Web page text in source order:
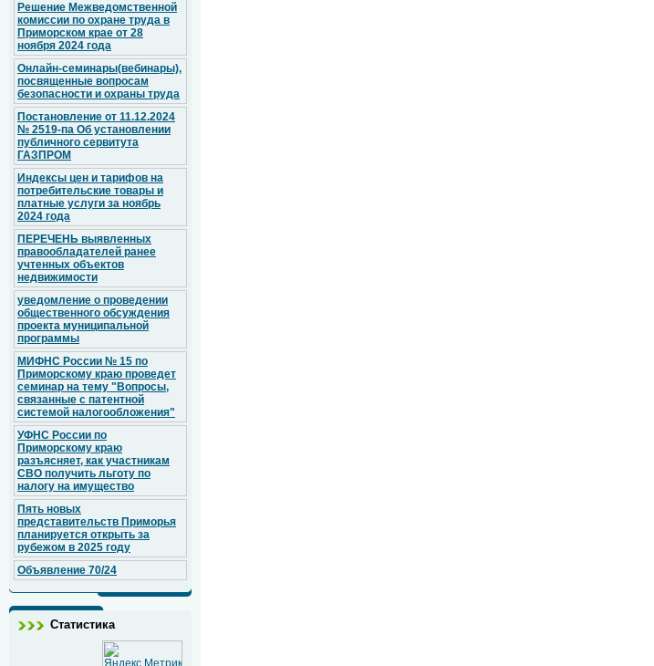
Решение Межведомственной
комиссии по охране труда в
Приморском крае от 28
ноября 2024 года
Онлайн-семинары(вебинары),
посвященные вопросам
безопасности и охраны труда
Постановление от 11.12.2024
№ 2519-па Об установлении
публичного сервитута
ГАЗПРОМ
Индексы цен и тарифов на
потребительские товары и
платные услуги за ноябрь
2024 года
ПЕРЕЧЕНЬ выявленных
правообладателей ранее
учтенных объектов
недвижимости
уведомление о проведении
общественного обсуждения
проекта муниципальной
программы
МИФНС России № 15 по
Приморскому краю проведет
семинар на тему "Вопросы,
связанные с патентной
системой налогообложения"
УФНС России по
Приморскому краю
разъясняет, как участникам
СВО получить льготу по
налогу на имущество
Пять новых
представительств Приморья
планируется открыть за
рубежом в 2025 году
Объявление 70/24
Статистика